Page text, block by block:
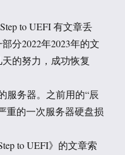
to UEFI 有文章丢
分2022年2023年的文
的努力，成功恢复
服务器。之前用的“辰
重的一次服务器硬盘损
to UEFI》的文章索